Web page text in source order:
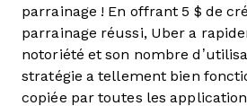
parrainage ! En offrant 5 $ de
parrainage réussi, Uber a
notoriété et son nombre
stratégie a tellement bien
copiée par toutes les